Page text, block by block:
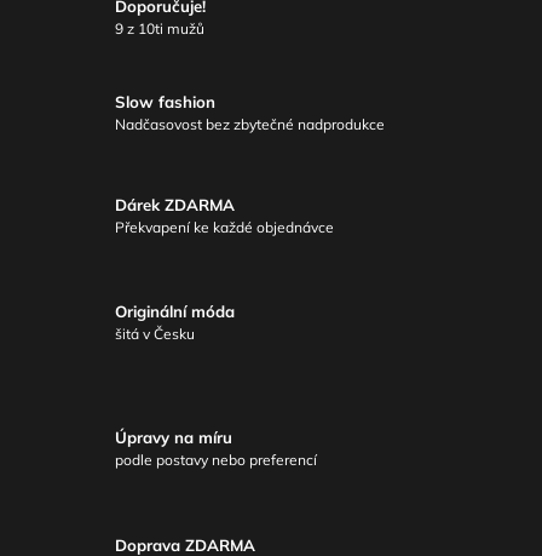
Doporučuje!
9 z 10ti mužů
Slow fashion
Nadčasovost bez zbytečné nadprodukce
Dárek ZDARMA
Překvapení ke každé objednávce
Originální móda
šitá v Česku
Úpravy na míru
podle postavy nebo preferencí
Doprava ZDARMA